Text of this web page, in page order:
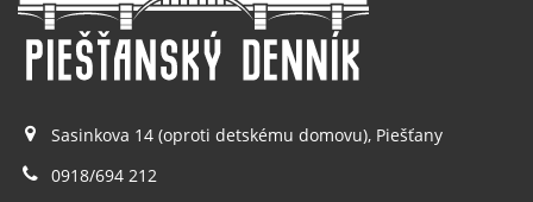
Sasinkova 14 (oproti detskému domovu), Piešťany
0918/694 212